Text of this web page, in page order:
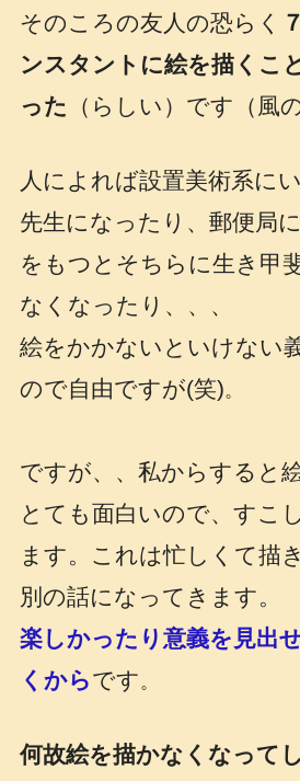
そのころの友人の恐らく
ンスタントに絵を描くこ
った
（らしい）です（風
人によれば設置美術系に
先生になったり、郵便局
をもつとそちらに生き甲
なくなったり、、、
絵をかかないといけない
ので自由ですが(笑)。
ですが、、私からすると
とても面白いので、すこ
ます。これは忙しくて描
別の話になってきます。
楽しかったり意義を見出
くからです。
何故絵を描かなくなって